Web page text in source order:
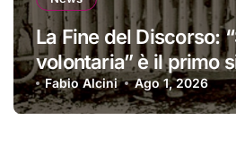
La Fine del Discorso:
volontaria” è il primo
Fabio Alcini Ago 1, 2026